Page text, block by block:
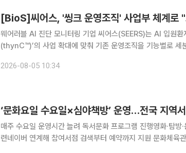
[BioS]씨어스, '씽크 운영조직' 사업부 체계로
웨어러블 AI 진단 모니터링 기업 씨어스(SEERS)는 AI 입원환
(thynC™)’의 사업 확대에 맞춰 기존 운영조직을 기능별로
업자로 현재 전국 220여개 의료기관, 2만병상에 육박하
2026-08-05 10:34
‘문화요일 수요일×심야책방’ 운영…전국 지역
매주 수요일 운영시간 늘려 독서문화 프로그램 진행영화·탐방
련네이버 연계해 참여서점 검색부터 예약까지 지원 문화체육관광부가 전국 지역서점 70곳에서 하